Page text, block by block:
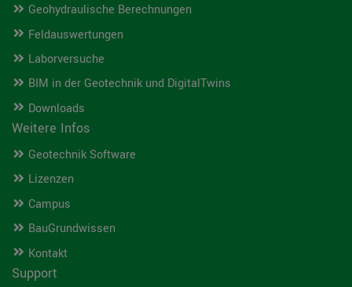
Geohydraulische Berechnungen
Feldauswertungen
Laborversuche
BIM in der Geotechnik und DigitalTwins
Downloads
Weitere Infos
Geotechnik Software
Lizenzen
Campus
BauGrundwissen
Kontakt
Support